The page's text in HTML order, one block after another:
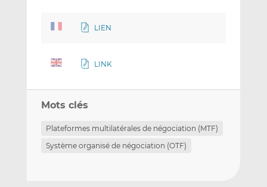
LIEN
LINK
Mots clés
Plateformes multilatérales de négociation (MTF)
Système organisé de négociation (OTF)